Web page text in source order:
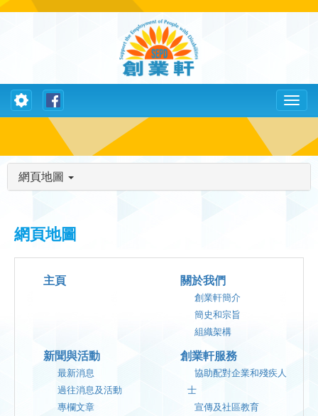
Toggle
Toggle
navigation
網頁地圖
網頁地圖
主頁 關於我們
創業軒簡介
簡史和宗旨
組織架構
新聞與活動
最新消息
過往消息及活動
專欄文章
創業軒服務
協助配對企業和殘疾人
士
宣傳及社區教育